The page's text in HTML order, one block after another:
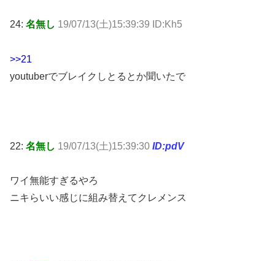
24: 名無し 19/07/13(土)15:39:39 ID:Kh5
>>21
youtuberでブレイクしとるとか聞いたで
22: 名無し 19/07/13(土)15:39:30 ID:pdV
ワイ無能すぎるやろ
ニキらいい感じに組み替えてクレメンス